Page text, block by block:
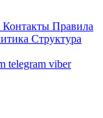
Контакты Правила
Структура
telegram viber